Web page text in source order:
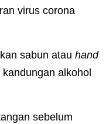
virus corona
sabun atau hand
alkohol
sebelum